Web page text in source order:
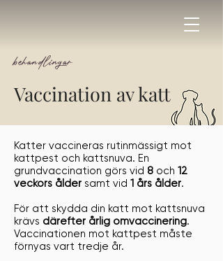
behandlingar
Vaccination av katt
Katter vaccineras rutinmässigt mot
kattpest och kattsnuva. En
grundvaccination görs vid 8 och 12
veckors ålder samt vid 1 års ålder.
För att skydda din katt mot kattsnuva
krävs därefter årlig omvaccinering.
Vaccinationen mot kattpest måste
förnyas vart tredje år.